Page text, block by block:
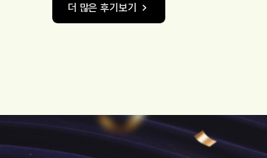
더 많은 후기보기